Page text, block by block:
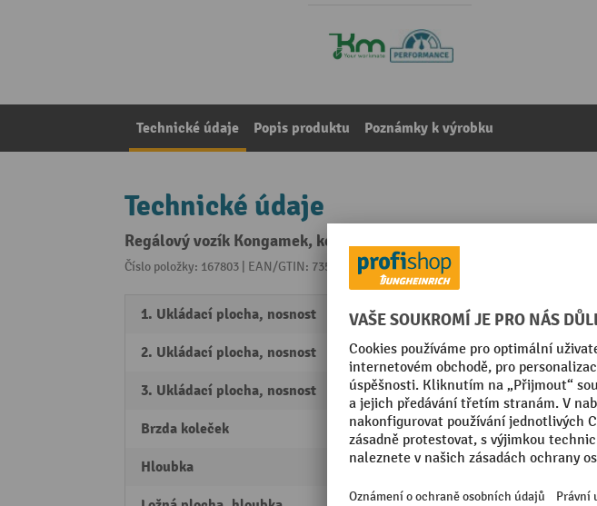
Technické údaje Popis produktu Poznámky k výrobku
Technické údaje
Regálový vozík Kongamek, kompletně pozinkovaný, otevřený, 3
Číslo položky: 167803 | EAN/GTIN: 7350074800857Z kategorie:
1. Ukládací plocha, nosnost 80 kg
2. Ukládací plocha, nosnost 80 kg
3. Ukládací plocha, nosnost 80 kg
Brzda koleček 2 řídící kolečka s brzdami
Hloubka 980 mm